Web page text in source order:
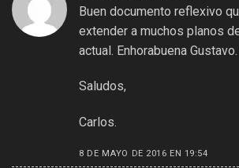
Buen documento reflexivo
extender a muchos planos
actual. Enhorabuena Gustavo.
Saludos,
Carlos.
8 DE MAYO DE 2016 EN 19:54